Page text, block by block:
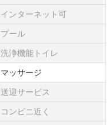
インターネット可
プール
洗浄機能トイレ
マッサージ
送迎サービス
コンビニ近く